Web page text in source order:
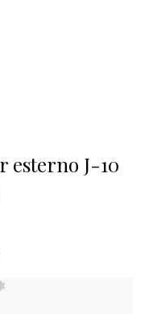
esterno J-10